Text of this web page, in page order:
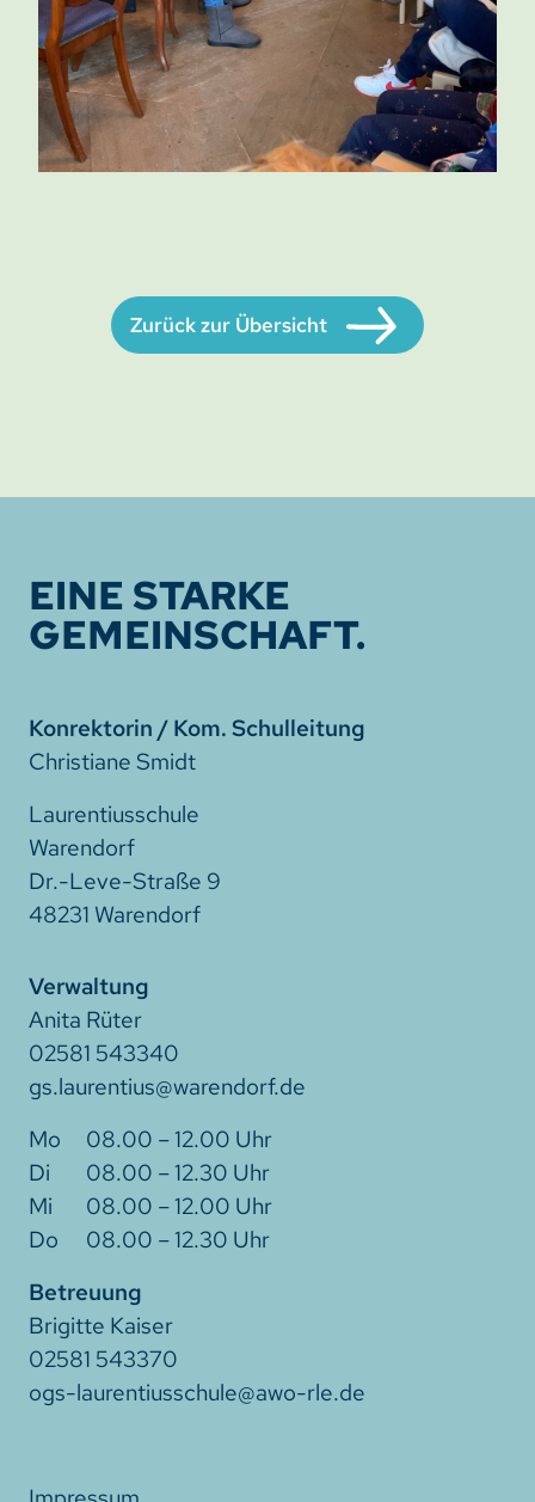
Zurück zur Übersicht
EINE STARKE
GEMEINSCHAFT.
Konrektorin / Kom. Schulleitung
Christiane Smidt
Laurentiusschule
Warendorf
Dr.-Leve-Straße 9
48231 Warendorf
Verwaltung
Anita Rüter
02581 543340
gs.laurentius@warendorf.de
08.00 – 12.00 Uhr
08.00 – 12.30 Uhr
08.00 – 12.00 Uhr
08.00 – 12.30 Uhr
Betreuung
Brigitte Kaiser
02581 543370
ogs-laurentiusschule@awo-rle.de